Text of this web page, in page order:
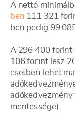
A nettó
ben 111 321
ben pedig 99
A 296 400 forint
106 forintlesz
esetben lehet
mentessége).